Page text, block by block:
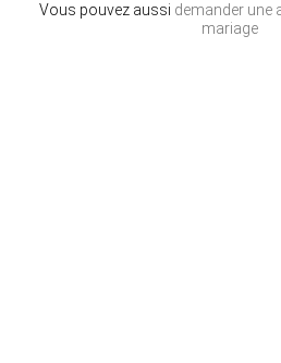
Vous pouvez aussi demander une
mariage